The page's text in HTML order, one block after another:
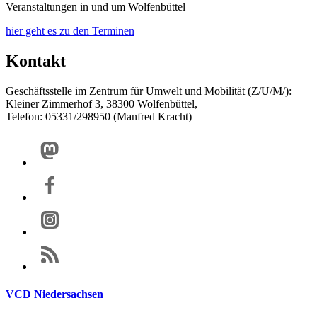
Veranstaltungen in und um Wolfenbüttel
hier geht es zu den Terminen
Kontakt
Geschäftsstelle im Zentrum für Umwelt und Mobilität (Z/U/M/):
Kleiner Zimmerhof 3, 38300 Wolfenbüttel,
Telefon: 05331/298950 (Manfred Kracht)
VCD Niedersachsen